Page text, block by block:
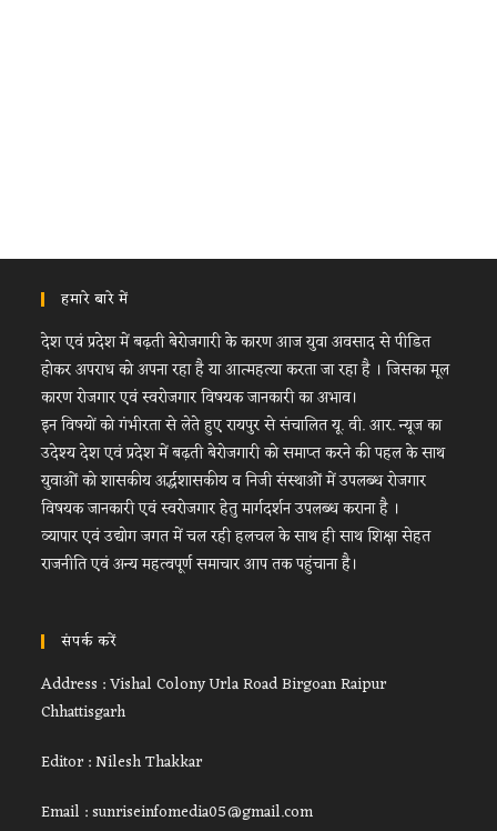
हमारे बारे में
देश एवं प्रदेश में बढ़ती बेरोजगारी के कारण आज युवा अवसाद से पीडित
होकर अपराध को अपना रहा है या आत्महत्या करता जा रहा है । जिसका मूल
कारण रोजगार एवं स्वरोजगार विषयक जानकारी का अभाव।
इन विषयों को गंभीरता से लेते हुए रायपुर से संचालित यू. वी. आर. न्यूज का
उदेश्य देश एवं प्रदेश में बढ़ती बेरोजगारी को समाप्त करने की पहल के साथ
युवाओं को शासकीय अर्द्धशासकीय व निजी संस्थाओं में उपलब्ध रोजगार
विषयक जानकारी एवं स्वरोजगार हेतु मार्गदर्शन उपलब्ध कराना है ।
व्यापार एवं उद्योग जगत में चल रही हलचल के साथ ही साथ शिक्षा सेहत
राजनीति एवं अन्य महत्वपूर्ण समाचार आप तक पहुंचाना है।
संपर्क करें
Address : Vishal Colony Urla Road Birgoan Raipur
Chhattisgarh
Editor : Nilesh Thakkar
Email : sunriseinfomedia05@gmail.com